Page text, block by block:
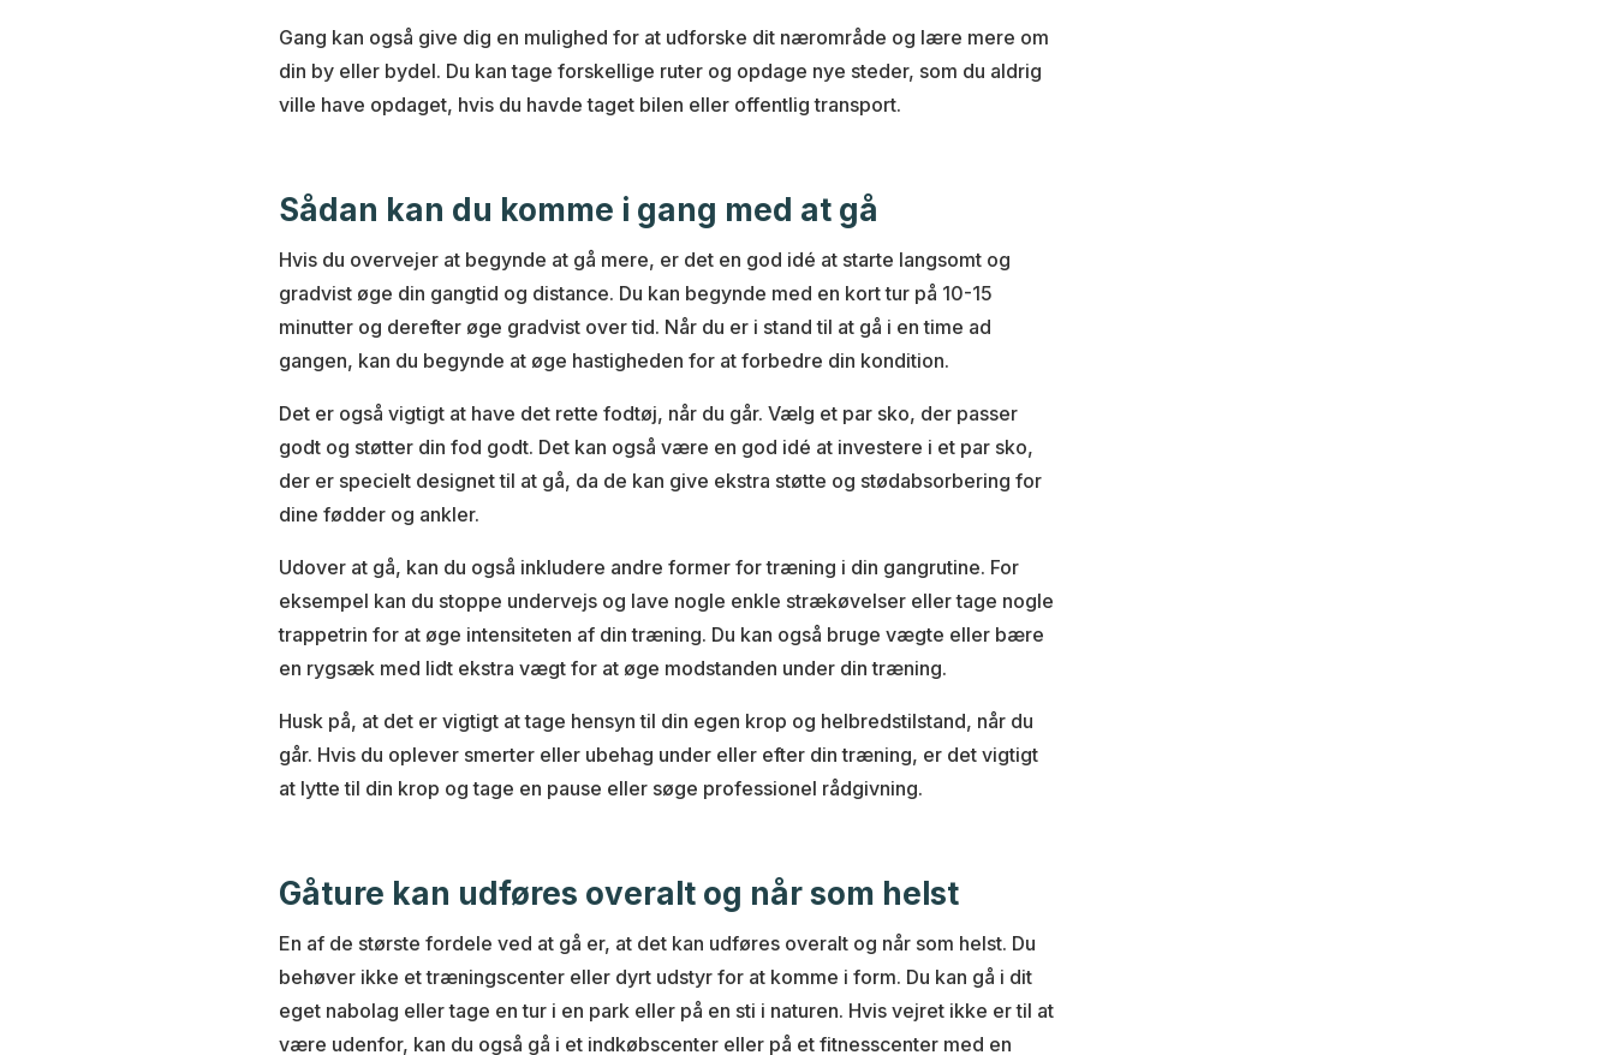
Gang kan også give dig en mulighed for at udforske dit nærområde og lære mere om
din by eller bydel. Du kan tage forskellige ruter og opdage nye steder, som du aldrig
ville have opdaget, hvis du havde taget bilen eller offentlig transport.
Sådan kan du komme i gang med at gå
Hvis du overvejer at begynde at gå mere, er det en god idé at starte langsomt og
gradvist øge din gangtid og distance. Du kan begynde med en kort tur på 10-15
minutter og derefter øge gradvist over tid. Når du er i stand til at gå i en time ad
gangen, kan du begynde at øge hastigheden for at forbedre din kondition.
Det er også vigtigt at have det rette fodtøj, når du går. Vælg et par sko, der passer
godt og støtter din fod godt. Det kan også være en god idé at investere i et par sko,
der er specielt designet til at gå, da de kan give ekstra støtte og stødabsorbering for
dine fødder og ankler.
Udover at gå, kan du også inkludere andre former for træning i din gangrutine. For
eksempel kan du stoppe undervejs og lave nogle enkle strækøvelser eller tage nogle
trappetrin for at øge intensiteten af din træning. Du kan også bruge vægte eller bære
en rygsæk med lidt ekstra vægt for at øge modstanden under din træning.
Husk på, at det er vigtigt at tage hensyn til din egen krop og helbredstilstand, når du
går. Hvis du oplever smerter eller ubehag under eller efter din træning, er det vigtigt
at lytte til din krop og tage en pause eller søge professionel rådgivning.
Gåture kan udføres overalt og når som helst
En af de største fordele ved at gå er, at det kan udføres overalt og når som helst. Du
behøver ikke et træningscenter eller dyrt udstyr for at komme i form. Du kan gå i dit
eget nabolag eller tage en tur i en park eller på en sti i naturen. Hvis vejret ikke er til at
være udenfor, kan du også gå i et indkøbscenter eller på et fitnesscenter med en